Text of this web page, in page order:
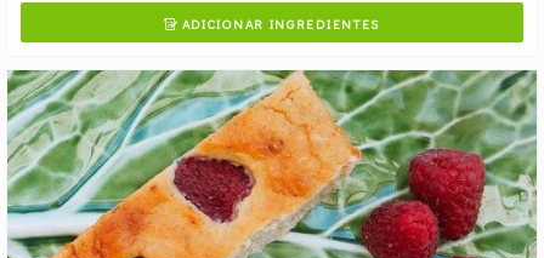
ADICIONAR INGREDIENTES